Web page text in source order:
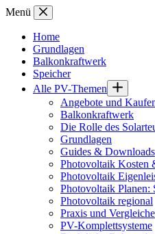
Zum
springen
Menü
Home
Grundlagen
Balkonkraftwerk
Speicher
Alle PV-Themen
Angebote und
Balkonkraftwerk
Die Rolle des
Grundlagen
Guides & Downloads
Photovoltaik Kosten
Photovoltaik
Photovoltaik Planen:
Photovoltaik regional
Praxis und Vergleiche
PV-Komplettsysteme